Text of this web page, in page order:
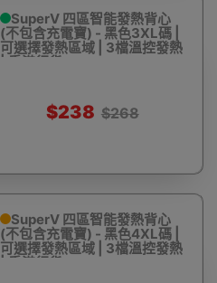
SuperV 四區智能發熱背心
(不包含充電寶) - 黑色3XL碼 |
可選擇發熱區域 | 3檔溫控發熱
| 香港行貨
$238 $268
SuperV 四區智能發熱背心
(不包含充電寶) - 黑色4XL碼 |
可選擇發熱區域 | 3檔溫控發熱
| 香港行貨